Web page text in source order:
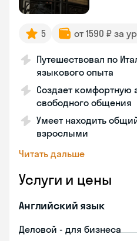
5 от 1590 ₽ за
Путешествовал по
языкового опыта
Создает комфортную
свободного общения
Умеет находить
взрослыми
Читать дальше
Услуги и цены
Английский язык
Деловой - для бизнеса